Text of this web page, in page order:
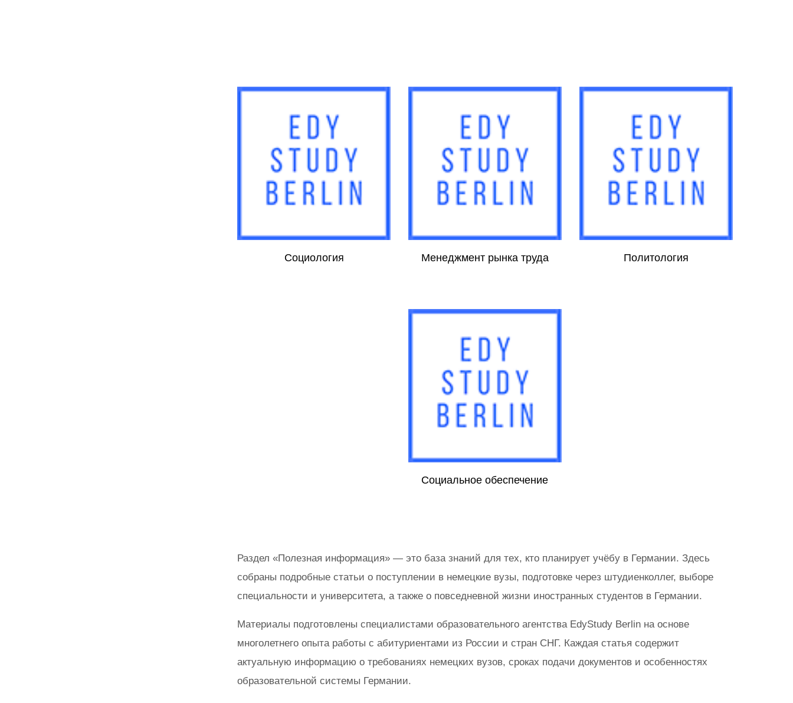
Социология Менеджмент рынка труда Политология
Социальное обеспечение
Раздел «Полезная информация» — это база знаний для тех, кто планирует учёбу в Германии. Здесь
собраны подробные статьи о поступлении в немецкие вузы, подготовке через штудиенколлег, выборе
специальности и университета, а также о повседневной жизни иностранных студентов в Германии.
Материалы подготовлены специалистами образовательного агентства EdyStudy Berlin на основе
многолетнего опыта работы с абитуриентами из России и стран СНГ. Каждая статья содержит
актуальную информацию о требованиях немецких вузов, сроках подачи документов и особенностях
образовательной системы Германии.